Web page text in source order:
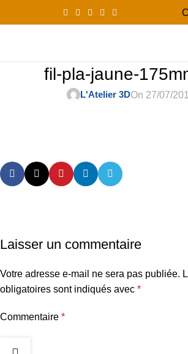
fil-pla-jaune-
L'Atelier 3DOn 27/07/
Laisser un commentaire
Votre adresse e-mail ne sera pas publiée.
obligatoires sont indiqués avec *
Commentaire *